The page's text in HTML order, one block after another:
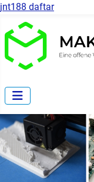
jnt188 daftar